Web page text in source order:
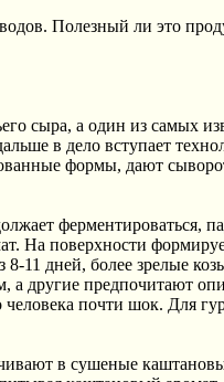
Полезный ли это
сыра, а один из самых
в дело вступает
формы, дают
ферментироваться,
На поверхности
8-11 дней, более зрелые
а другие предпочитают
почти шок. Для
в сушеные